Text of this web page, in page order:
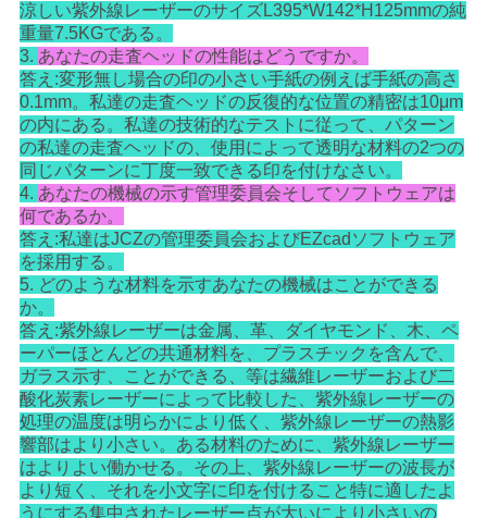
涼しい紫外線レーザーのサイズL395*W142*H125mmの純
重量7.5KGである。
3. あなたの走査ヘッドの性能はどうですか。
答え:変形無し場合の印の小さい手紙の例えば手紙の高さ
0.1mm。私達の走査ヘッドの反復的な位置の精密は10μm
の内にある。私達の技術的なテストに従って、パターン
の私達の走査ヘッドの、使用によって透明な材料の2つの
同じパターンに丁度一致できる印を付けなさい。
4. あなたの機械の示す管理委員会そしてソフトウェアは
何であるか。
答え:私達はJCZの管理委員会およびEZcadソフトウェア
を採用する。
5. どのような材料を示すあなたの機械はことができる
か。
答え:紫外線レーザーは金属、革、ダイヤモンド、木、ペ
ーパーほとんどの共通材料を、プラスチックを含んで、
ガラス示す、ことができる、等は繊維レーザーおよび二
酸化炭素レーザーによって比較した、紫外線レーザーの
処理の温度は明らかにより低く、紫外線レーザーの熱影
響部はより小さい。ある材料のために、紫外線レーザー
はよりよい働かせる。その上、紫外線レーザーの波長が
より短く、それを小文字に印を付けること特に適したよ
うにする集中されたレーザー点が大いにより小さいの